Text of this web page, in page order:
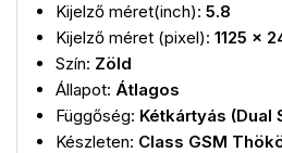
Kijelző méret(inch): 5.8
Kijelző méret (pixel): 1125 x
Szín: Zöld
Állapot: Átlagos
Függőség: Kétkártyás (Dual
Készleten: Class GSM